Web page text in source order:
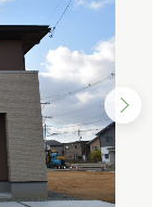
モデルハウス
私たちについて